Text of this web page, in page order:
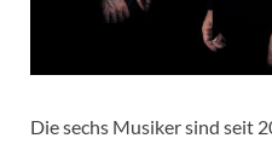
Die sechs Musiker sind seit